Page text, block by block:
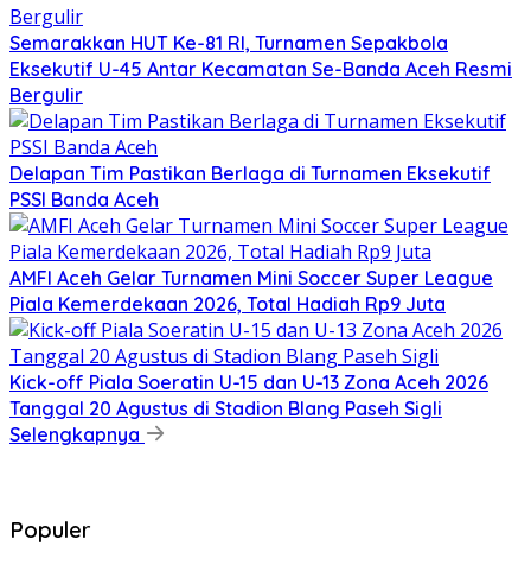
Semarakkan HUT Ke-81 RI, Turnamen Sepakbola
Eksekutif U-45 Antar Kecamatan Se-Banda Aceh Resmi
Bergulir
Delapan Tim Pastikan Berlaga di Turnamen Eksekutif
PSSI Banda Aceh
AMFI Aceh Gelar Turnamen Mini Soccer Super League
Piala Kemerdekaan 2026, Total Hadiah Rp9 Juta
Kick-off Piala Soeratin U-15 dan U-13 Zona Aceh 2026
Tanggal 20 Agustus di Stadion Blang Paseh Sigli
Selengkapnya
Populer